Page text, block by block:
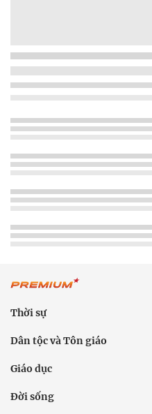
Thời sự
Dân tộc và Tôn giáo
Giáo dục
Đời sống